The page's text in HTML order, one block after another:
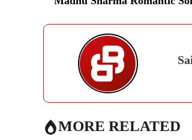
MORE RELATED